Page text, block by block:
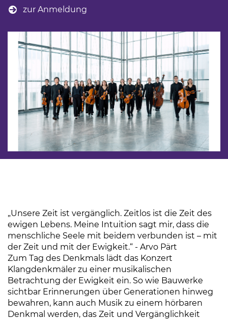
zur Anmeldung
„Unsere Zeit ist vergänglich. Zeitlos ist die Zeit des
ewigen Lebens. Meine Intuition sagt mir, dass die
menschliche Seele mit beidem verbunden ist – mit
der Zeit und mit der Ewigkeit.“ - Arvo Pärt
Zum Tag des Denkmals lädt das Konzert
Klangdenkmäler zu einer musikalischen
Betrachtung der Ewigkeit ein. So wie Bauwerke
sichtbar Erinnerungen über Generationen hinweg
bewahren, kann auch Musik zu einem hörbaren
Denkmal werden, das Zeit und Vergänglichkeit